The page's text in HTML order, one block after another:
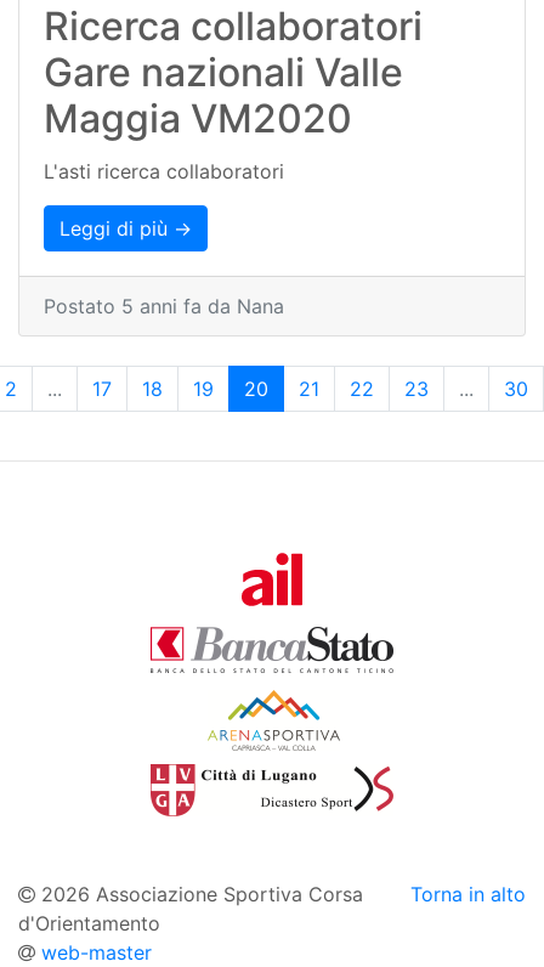
Ricerca collaboratori
Gare nazionali Valle
Maggia VM2020
L'asti ricerca collaboratori
Leggi di più →
Postato 5 anni fa da Nana
2 ... 17 18 19 20 21 22 23 ... 30
Torna in alto
2026 Associazione Sportiva Corsa
d'Orientamento
web-master